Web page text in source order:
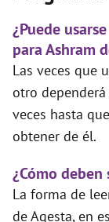
¿Puede
para Ashram
Las veces que
otro dependerá
veces hasta
obtener de él.
¿Cómo
La forma de
de Agesta, en